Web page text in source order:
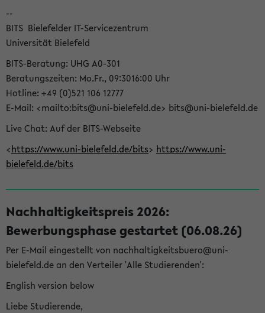
--
BITS  Bielefelder IT-Servicezentrum
Universität Bielefeld
BITS-Beratung: UHG A0-301
Beratungszeiten: Mo.Fr., 09:3016:00 Uhr
Hotline: +49 (0)521 106 12777
E-Mail: <mailto:bits@uni-bielefeld.de> bits@uni-bielefeld.de
Live Chat: Auf der BITS-Webseite
<https://www.uni-bielefeld.de/bits> https://www.uni-
bielefeld.de/bits
Nachhaltigkeitspreis 2026:
Bewerbungsphase gestartet (06.08.26)
Per E-Mail eingestellt von nachhaltigkeitsbuero@uni-
bielefeld.de an den Verteiler 'Alle Studierenden':
English version below
Liebe Studierende,